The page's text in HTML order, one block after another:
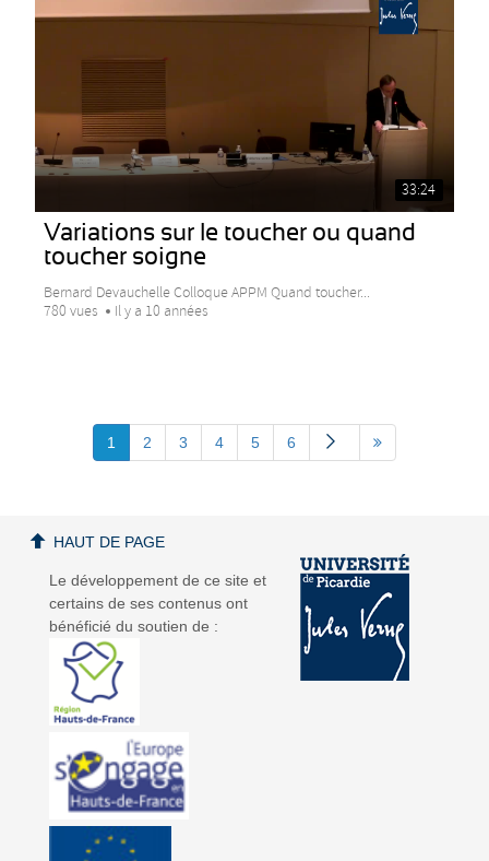
33:24
Variations sur le toucher ou quand
toucher soigne
Bernard Devauchelle Colloque APPM Quand toucher...
780 vues
Il y a 10 années
1 2 3 4 5 6
Le développement de ce site et
certains de ses contenus ont
bénéficié du soutien de :
HAUT DE PAGE